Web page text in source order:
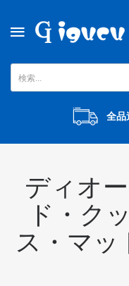
全品
ディオ
ド・ク
ス・マッ